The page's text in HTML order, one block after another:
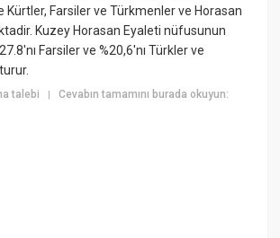
Kürtler, Farsiler ve Türkmenler ve Horasan
Kuzey Horasan Eyaleti nüfusunun
Farsiler ve %20,6'nı Türkler ve
talebi |Cevabın tamamını burada okuyun: